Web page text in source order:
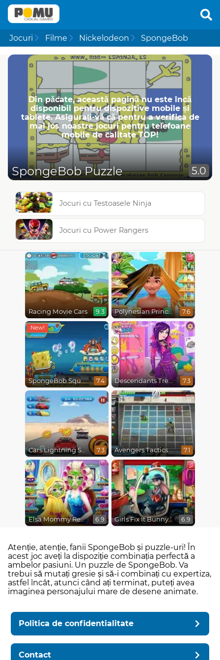
Jocuri Filme Nickelodeon SpongeBob
Din păcate, această pagină nu este încă
disponibil pentru dispozitive mobile și
tablete. Asigurați-vă că pentru a verifica de
mai jos noastre jocuri pentru telefoane
mobile de calitate TOP!
SpongeBob Puzzle 5.0
Jocuri cu Testoasele Ninja
Jocuri cu Power Rangers
Racing Movie Cars 9.3 Polynesian Princess Real Haircuts 7.6
SpongeBob SquarePants : Monster Island Adventures 7.4 Descendants Trendsetters 7.3
Cars Lightning Speed 7.3 Avengers Tactics 7.1
Elsa Mommy Real Makeover 6.9 Girls Fix It Bunny Car 6.9
Atenție, atenție, fanii SpongeBob și puzzle-uri! În
acest joc aveți la dispoziție combinația perfectă a
ambelor pasiuni. Un puzzle de SpongeBob. Va
trebui să mutați gresie și să-i combinați cu expertiza,
astfel încât, atunci când ați terminat, puteți avea
imaginea personajului mare de desene animate.
Politica de confidentialitate
Contact